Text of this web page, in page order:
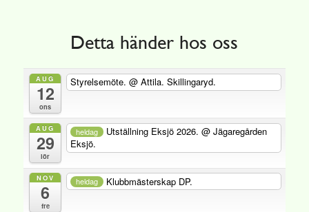
Detta händer hos oss
AUG
12
ons
Styrelsemöte.@ Attila. Skillingaryd.
AUG
29
lör
heldag Utställning Eksjö 2026. @ Jägaregården
Eksjö.
NOV
6
fre
heldag Klubbmästerskap DP.